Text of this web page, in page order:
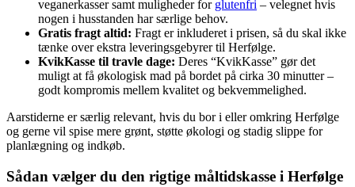
veganerkasser samt muligheder for glutenfri – velegnet hvis
nogen i husstanden har særlige behov.
Gratis fragt altid: Fragt er inkluderet i prisen, så du skal ikke
tænke over ekstra leveringsgebyrer til Herfølge.
KvikKasse til travle dage: Deres “KvikKasse” gør det
muligt at få økologisk mad på bordet på cirka 30 minutter –
godt kompromis mellem kvalitet og bekvemmelighed.
Aarstiderne er særlig relevant, hvis du bor i eller omkring Herfølge
og gerne vil spise mere grønt, støtte økologi og stadig slippe for
planlægning og indkøb.
Sådan vælger du den rigtige måltidskasse i Herfølge